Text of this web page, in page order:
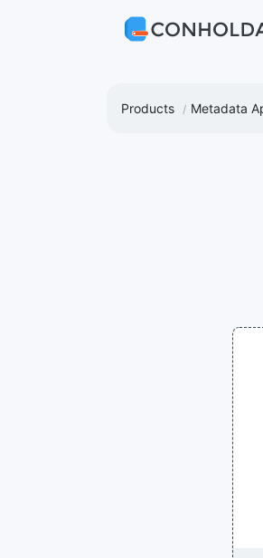
Products Metadata